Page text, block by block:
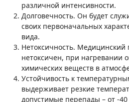
различной интенсивности.
Долговечность. Он будет
своих первоначальных
вида.
Нетоксичность. Медицинский
нетоксичен, при нагревании
химических веществ в
Устойчивость к
выдерживает резкие
допустимые перепады – от -40